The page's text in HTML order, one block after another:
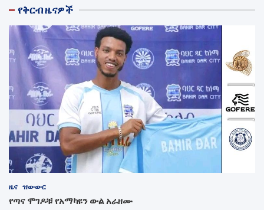
የቅርብ ዜናዎች
ዜና ዝውውር
የጣና ሞገዶቹ የአማካዩን ውል አራዘሙ